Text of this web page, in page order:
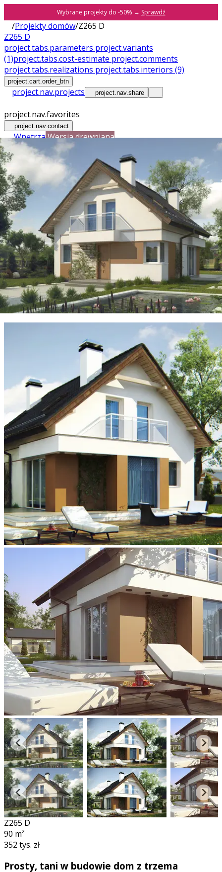
Wybrane projekty do -50% → Sprawdź
/Projekty domów/Z265 D
Z265 D
project.tabs.parameters project.variants
(1)project.tabs.cost-estimate project.comments
project.tabs.realizations project.tabs.interiors (9)
project.cart.order_btn
project.nav.projects project.nav.share
project.nav.favorites
project.nav.contact
WnętrzaWersja drewniana
Z265 D
90 m²
352 tys. zł
Prosty, tani w budowie dom z trzema